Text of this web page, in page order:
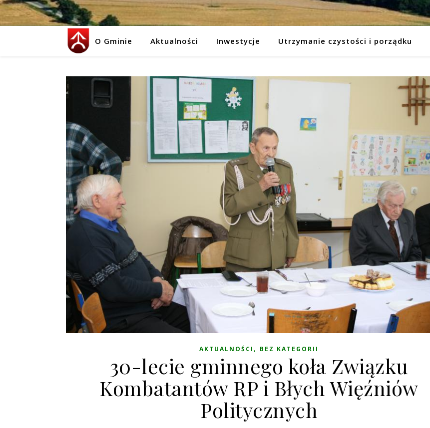
O Gminie Aktualności Inwestycje Utrzymanie czystości i porządku
AKTUALNOŚCI , BEZ KATEGORII
30-lecie gminnego koła Związku
Kombatantów RP i Błych Więźniów
Politycznych